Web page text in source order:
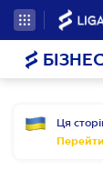
БІЗНЕС
Ця